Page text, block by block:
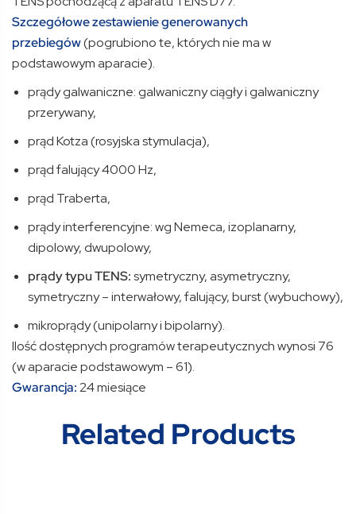
Szczegółowe zestawienie generowanych
przebiegów(pogrubiono te, których nie ma w
podstawowym aparacie).
prądy galwaniczne: galwaniczny ciągły i galwaniczny
przerywany,
prąd Kotza (rosyjska stymulacja),
prąd falujący 4000 Hz,
prąd Traberta,
prądy interferencyjne: wg Nemeca, izoplanarny,
dipolowy, dwupolowy,
prądy typu TENS:symetryczny, asymetryczny,
symetryczny – interwałowy, falujący, burst (wybuchowy),
mikroprądy (unipolarny i bipolarny).
Ilość dostępnych programów terapeutycznych wynosi 76
(w aparacie podstawowym – 61).
Gwarancja:24 miesiące
Related Products